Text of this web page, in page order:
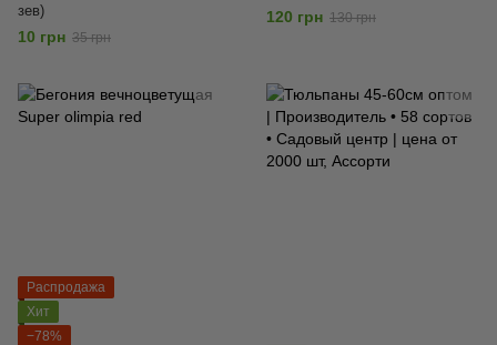
зев)
10 грн 35 грн
120 грн 130 грн
Распродажа
Хит
−78%